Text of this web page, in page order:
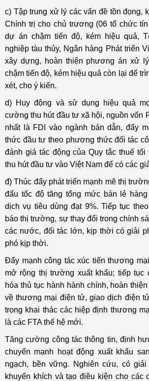
c) Tập trung xử lý các vấn đề tồn đọng,
Chính trị cho chủ trương (06 tổ chức
dự án chậm tiến độ, kém hiệu quả,
nghiệp tàu thủy, Ngân hàng Phát triển
xây dựng, hoàn thiện phương án xử
chậm tiến độ, kém hiệu quả còn lại để
xét, cho ý kiến.
d) Huy động và sử dụng hiệu quả
cường thu hút đầu tư xã hội, nguồn vốn
nhất là FDI vào ngành bán dẫn, đẩy
thức đầu tư theo phương thức đối tác
đánh giá tác động của Quy tắc thuế tối
thu hút đầu tư vào Việt Nam để có các
đ) Thúc đẩy phát triển mạnh mẽ thị
đấu tốc độ tăng tổng mức bán lẻ
dịch vụ tiêu dùng đạt 9%. Tiếp tục
báo thị trường, sự thay đổi trong chính
các nước, đối tác lớn, kịp thời có giải
phó kịp thời.
Đẩy mạnh công tác xúc tiến thương
mở rộng thị trường xuất khẩu; tiếp tục
hóa thủ tục hành hành chính, hoàn
về thương mại điện tử, giao dịch điện
trọng khai thác các hiệp định thương
là các FTA thế hệ mới.
Tăng cường công tác thông tin, định
chuyển mạnh hoạt động xuất khẩu
ngạch, bền vững. Nghiên cứu, có
khuyến khích và tạo điều kiện cho các